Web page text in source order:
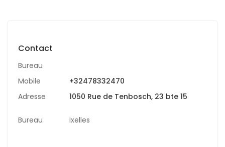
Contact
Bureau
Mobile
+32478332470
Adresse
1050 Rue de Tenbosch, 23 bte 15
Bureau Ixelles